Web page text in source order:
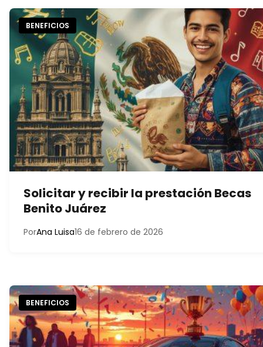
BENEFICIOS
Solicitar y recibir la prestación Becas
Benito Juárez
PorAna Luisa16 de febrero de 2026
BENEFICIOS